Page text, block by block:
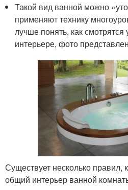
Такой вид ванной можно
применяют технику
лучше понять, как
интерьере, фото
Существует несколько правил,
общий интерьер ванной